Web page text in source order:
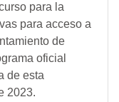
para la
para acceso a
de
oficial
de esta
2023.